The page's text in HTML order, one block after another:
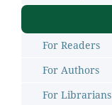
For Readers
For Authors
For Librarians